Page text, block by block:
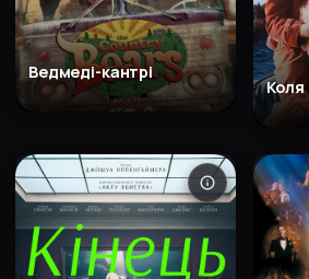
Ведмеді-кантрі
Коля